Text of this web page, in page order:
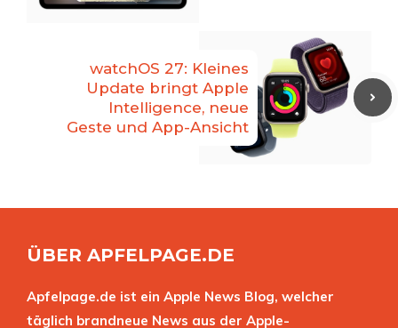
watchOS 27: Kleines
Update bringt Apple
Intelligence, neue
Geste und App-Ansicht
ÜBER APFELPAGE.DE
Apfelpage.de ist ein Apple News Blog, welcher
täglich brandneue News aus der Apple-